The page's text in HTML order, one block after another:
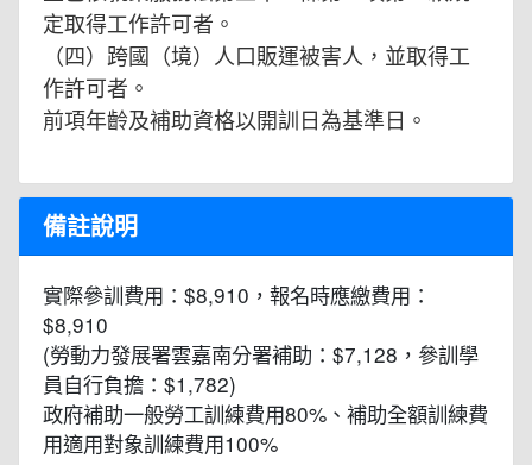
定取得工作許可者。
（四）跨國（境）人口販運被害人，並取得工
作許可者。
前項年齡及補助資格以開訓日為基準日。
備註說明
實際參訓費用：$8,910，報名時應繳費用：
$8,910
(勞動力發展署雲嘉南分署補助：$7,128，參訓學
員自行負擔：$1,782)
政府補助一般勞工訓練費用80%、補助全額訓練費
用適用對象訓練費用100%